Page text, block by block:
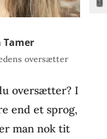
oversætter
oversætter? I
end et sprog,
man nok tit